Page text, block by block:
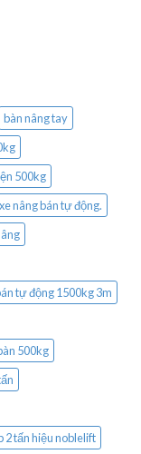
bàn nâng tay
500kg
nâng bán tự động.
tự động 1500kg 3m
500kg
2 tấn hiệu noblelift